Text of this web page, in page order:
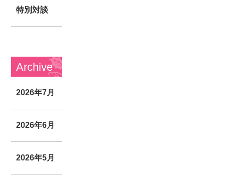
特別対談
Archive
2026年7月
2026年6月
2026年5月